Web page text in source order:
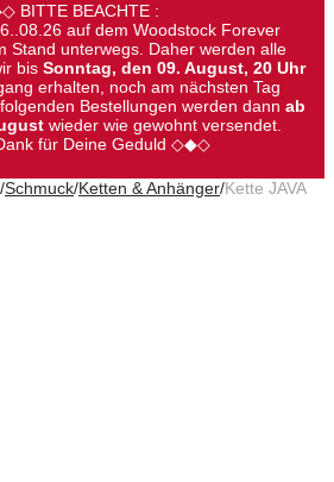
BITTE BEACHTE :
auf dem Woodstock Forever
Stand unterwegs. Daher werden alle
bis Sonntag, den 09. August, 20 Uhr
erhalten, noch am nächsten Tag
Bestellungen werden dann ab
wieder wie gewohnt versendet.
für Deine Geduld ◇◆◇
/Schmuck/Ketten & Anhänger/Kette JAVA